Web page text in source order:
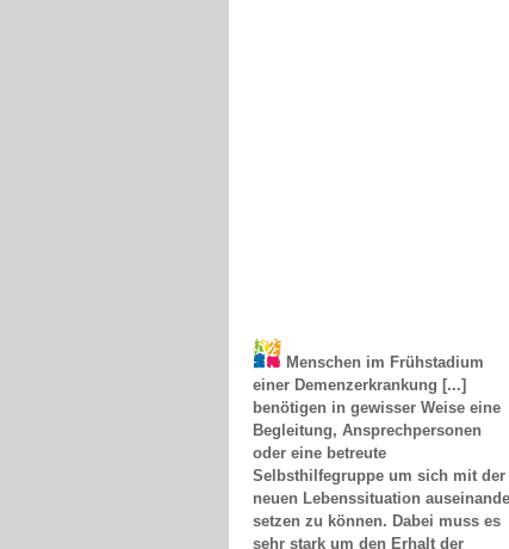
einer Demenzerkrankung [...]
benötigen in gewisser Weise eine
Begleitung, Ansprechpersonen
oder eine betreute
Selbsthilfegruppe um sich mit der
neuen Lebenssituation auseinander
setzen zu können. Dabei muss es
sehr stark um den Erhalt der